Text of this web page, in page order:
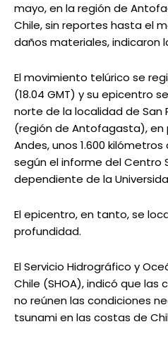
mayo, en la región de
Chile, sin reportes hasta el
daños materiales, indicaron
El movimiento telúrico se
(18.04 GMT) y su epicentro
norte de la localidad de
(región de Antofagasta), en
Andes, unos 1.600
según el informe del Centro
dependiente de la
El epicentro, en tanto, se
profundidad.
El Servicio Hidrográfico y
Chile (SHOA), indicó que
no reúnen las condiciones
tsunami en las costas de